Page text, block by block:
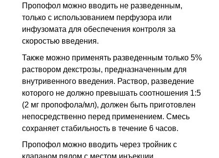
Пропофол можно вводить не разведенным,
только с использованием перфузора или
инфузомата для обеспечения контроля за
скоростью введения.
Также можно применять разведенным только 5%
раствором декстрозы, предназначенным для
внутривенного введения. Раствор, разведение
которого не должно превышать соотношения 1:5
(2 мг пропофола/мл), должен быть приготовлен
непосредственно перед применением. Смесь
сохраняет стабильность в течение 6 часов.
Пропофол можно вводить через тройник с